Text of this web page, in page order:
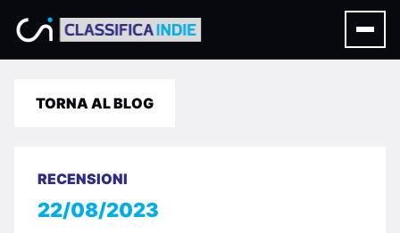
TORNA AL BLOG
RECENSIONI
22/08/2023